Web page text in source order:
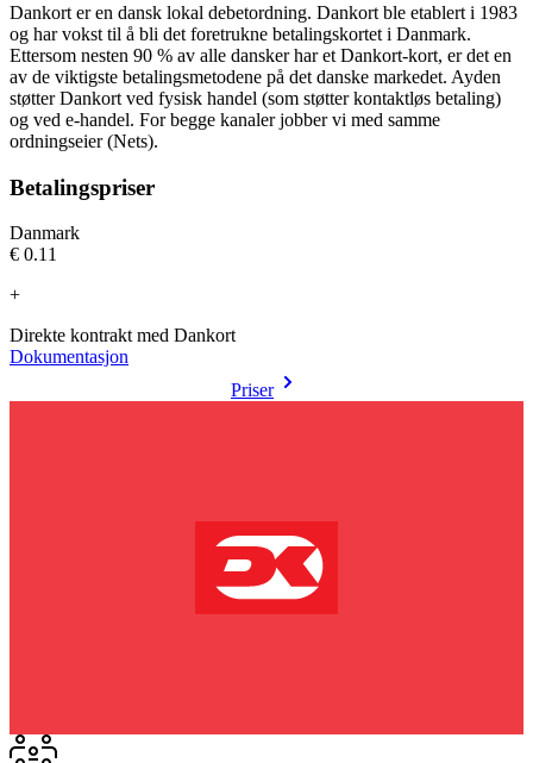
Dankort er en dansk lokal debetordning. Dankort ble etablert i 1983
og har vokst til å bli det foretrukne betalingskortet i Danmark.
Ettersom nesten 90 % av alle dansker har et Dankort-kort, er det en
av de viktigste betalingsmetodene på det danske markedet. Ayden
støtter Dankort ved fysisk handel (som støtter kontaktløs betaling)
og ved e-handel. For begge kanaler jobber vi med samme
ordningseier (Nets).
Betalingspriser
Danmark
€0.11
+
Direkte kontrakt med Dankort
Dokumentasjon
Priser